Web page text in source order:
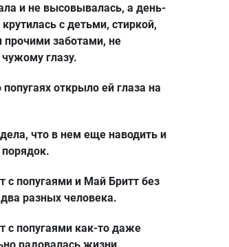
и не высовывалась, а день-
с детьми, стиркой,
прочими заботами, не
глазу.
открыло ей глаза на
что в нем еще наводить и
с попугаями и Май Бритт без
разных человека.
с попугаями как-то даже
радовалась жизни.